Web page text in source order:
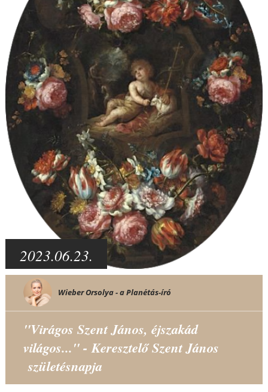
2023.06.23.
Wieber Orsolya - a Planétás-író
"Virágos Szent János, éjszakád
világos..." - Keresztelő Szent János
születésnapja